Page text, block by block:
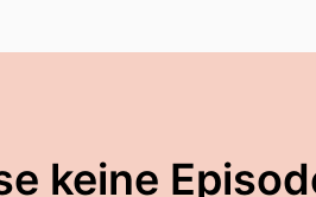
keine